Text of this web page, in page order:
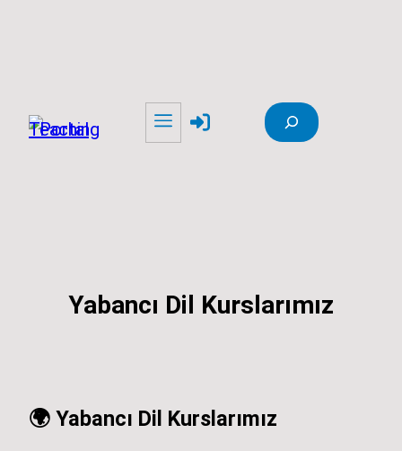
Yabancı Dil Kurslarımız
🌍 Yabancı Dil Kurslarımız